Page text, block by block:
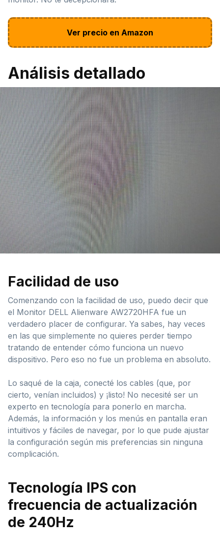
Ver precio en Amazon
Análisis detallado
Facilidad de uso
Comenzando con la facilidad de uso, puedo decir que
el Monitor DELL Alienware AW2720HFA fue un
verdadero placer de configurar. Ya sabes, hay veces
en las que simplemente no quieres perder tiempo
tratando de entender cómo funciona un nuevo
dispositivo. Pero eso no fue un problema en absoluto.
Lo saqué de la caja, conecté los cables (que, por
cierto, venían incluidos) y ¡listo! No necesité ser un
experto en tecnología para ponerlo en marcha.
Además, la información y los menús en pantalla eran
intuitivos y fáciles de navegar, por lo que pude ajustar
la configuración según mis preferencias sin ninguna
complicación.
Tecnología IPS con
frecuencia de actualización
de 240Hz